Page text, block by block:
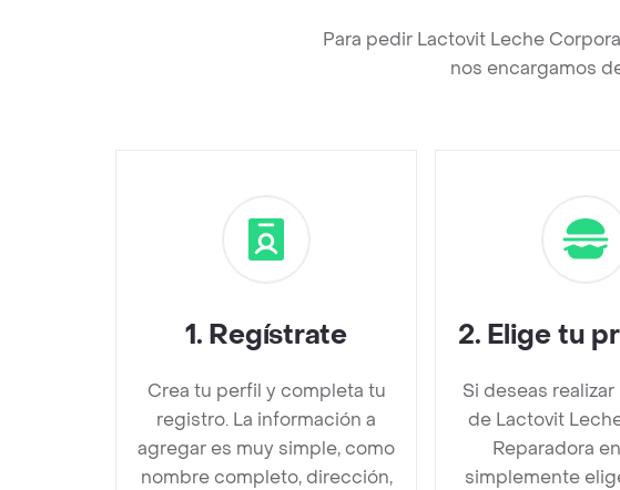
Para pedir Lactovit Leche
nos encargamos
1. Regístrate
Crea tu perfil y completa tu
registro. La información a
agregar es muy simple, como
nombre completo, dirección,
2. Elige tu
Si deseas
de Lactovit
Reparadora
simplemente